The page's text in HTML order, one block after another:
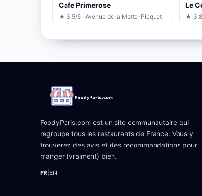
Cafe Primerose
★ 3.5/5 · Avenue de la Motte-Picquet
Le
★
FoodyParis.com est un site communautaire qui
regroupe tous les restaurants de France. Vous y
trouverez des avis et des recommandations pour
manger (vraiment) bien.
FR EN